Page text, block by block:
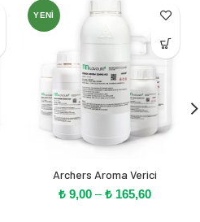
YENI
Archers Aroma Verici
₺ 9,00 –₺ 165,60Fiyat